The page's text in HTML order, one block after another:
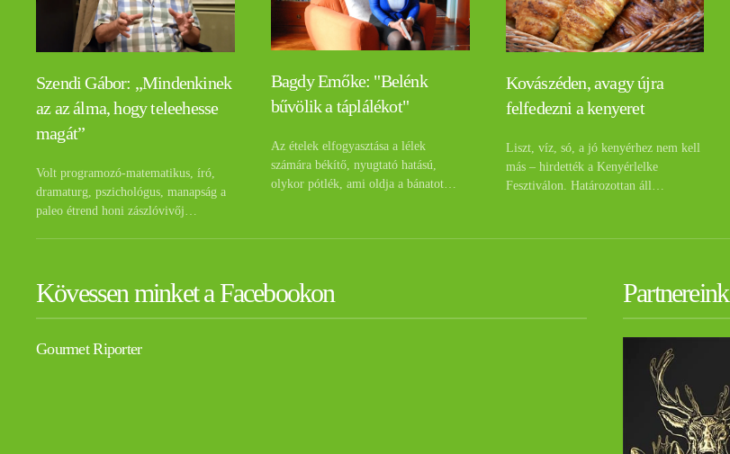
Szendi Gábor: „Mindenkinek
az az álma, hogy teleehesse
magát”
Volt programozó-matematikus, író,
dramaturg, pszichológus, manapság a
paleo étrend honi zászlóvivőj…
Bagdy Emőke: "Belénk
bűvölik a táplálékot"
Az ételek elfogyasztása a lélek
számára békítő, nyugtató hatású,
olykor pótlék, ami oldja a bánatot…
Kovászéden, avagy újra
felfedezni a kenyeret
Liszt, víz, só, a jó kenyérhez nem kell
más – hirdették a Kenyérlelke
Fesztiválon. Határozottan áll…
Kövessen minket a Facebookon
Gourmet Riporter
Partnereink